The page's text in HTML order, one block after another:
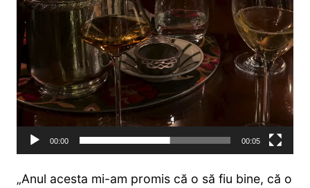
00:00 00:05
„Anul acesta mi-am promis că o să fiu bine, că o